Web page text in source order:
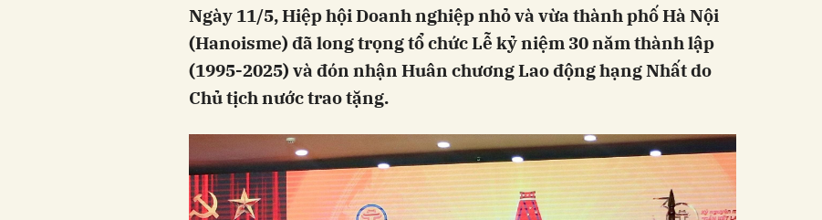
Ngày 11/5, Hiệp hội Doanh nghiệp nhỏ và vừa thành phố Hà Nội
(Hanoisme) đã long trọng tổ chức Lễ kỷ niệm 30 năm thành lập
(1995-2025) và đón nhận Huân chương Lao động hạng Nhất do
Chủ tịch nước trao tặng.